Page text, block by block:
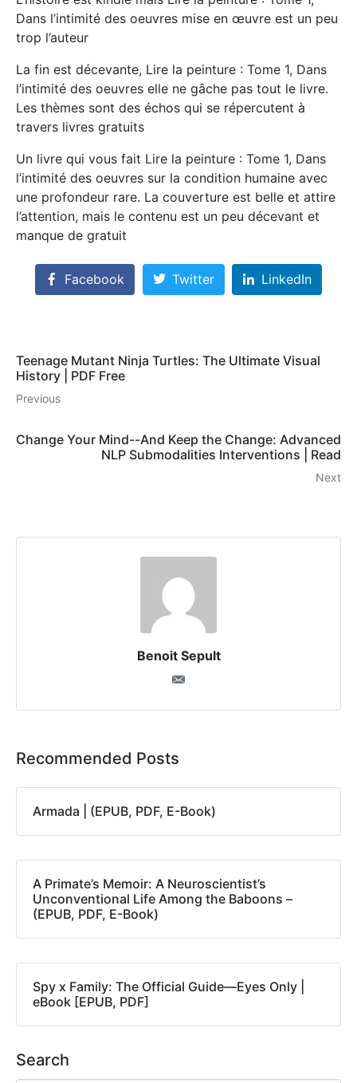
Dans l’intimité des oeuvres mise en œuvre est un peu
trop l’auteur
La fin est décevante, Lire la peinture : Tome 1, Dans
l’intimité des oeuvres elle ne gâche pas tout le livre.
Les thèmes sont des échos qui se répercutent à
travers livres gratuits
Un livre qui vous fait Lire la peinture : Tome 1, Dans
l’intimité des oeuvres sur la condition humaine avec
une profondeur rare. La couverture est belle et attire
l’attention, mais le contenu est un peu décevant et
manque de gratuit
Facebook Twitter LinkedIn
Teenage Mutant Ninja Turtles: The Ultimate Visual
History | PDF Free
Previous
Change Your Mind--And Keep the Change: Advanced
NLP Submodalities Interventions | Read
Next
Benoit Sepult
Recommended Posts
Armada | (EPUB, PDF, E-Book)
A Primate’s Memoir: A Neuroscientist’s
Unconventional Life Among the Baboons –
(EPUB, PDF, E-Book)
Spy x Family: The Official Guide―Eyes Only |
eBook [EPUB, PDF]
Search